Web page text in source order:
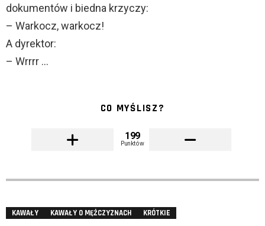
dokumentów i biedna krzyczy:
– Warkocz, warkocz!
A dyrektor:
– Wrrrr …
CO MYŚLISZ?
199
Punktów
KAWAŁY KAWAŁY O MĘŻCZYZNACH KRÓTKIE